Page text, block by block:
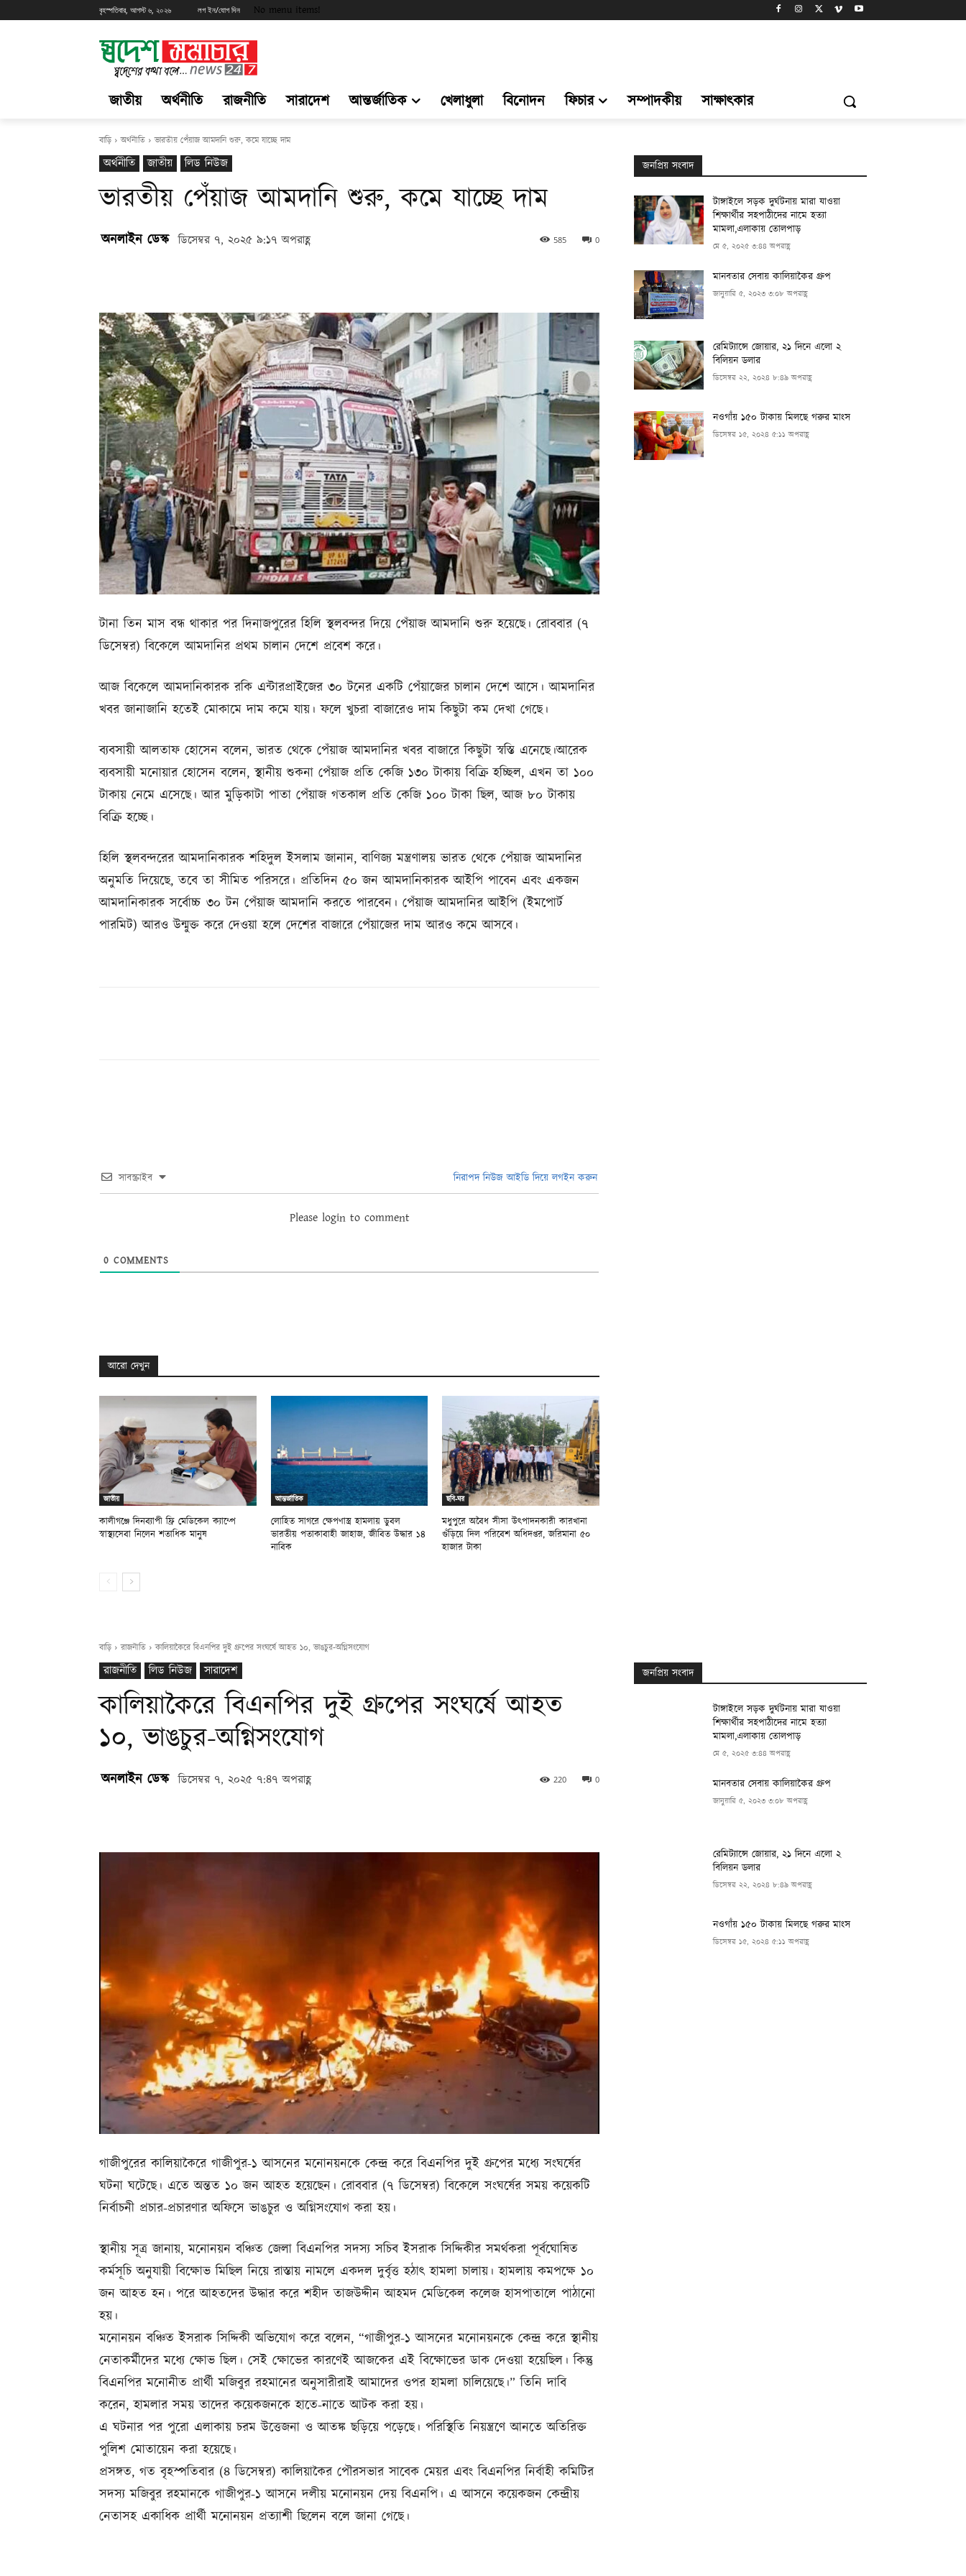
বৃহস্পতিবার, আগস্ট ৬, ২০২৬ লগ ইন/যোগ দিন No menu items!
জাতীয় অর্থনীতি রাজনীতি সারাদেশ আন্তর্জাতিক খেলাধুলা বিনোদন ফিচার সম্পাদকীয় সাক্ষাৎকার
বাড়ি অর্থনীতি ভারতীয় পেঁয়াজ আমদানি শুরু, কমে যাচ্ছে দাম
অর্থনীতি জাতীয় লিড নিউজ
ভারতীয় পেঁয়াজ আমদানি শুরু, কমে যাচ্ছে দাম
অনলাইন ডেস্ক ডিসেম্বর ৭, ২০২৫ ৯:১৭ অপরাহ্ণ 0
585
টানা তিন মাস বন্ধ থাকার পর দিনাজপুরের হিলি স্থলবন্দর দিয়ে পেঁয়াজ আমদানি শুরু হয়েছে। রোববার (৭
ডিসেম্বর) বিকেলে আমদানির প্রথম চালান দেশে প্রবেশ করে।
আজ বিকেলে আমদানিকারক রকি এন্টারপ্রাইজের ৩০ টনের একটি পেঁয়াজের চালান দেশে আসে। আমদানির
খবর জানাজানি হতেই মোকামে দাম কমে যায়। ফলে খুচরা বাজারেও দাম কিছুটা কম দেখা গেছে।
ব্যবসায়ী আলতাফ হোসেন বলেন, ভারত থেকে পেঁয়াজ আমদানির খবর বাজারে কিছুটা স্বস্তি এনেছে।আরেক
ব্যবসায়ী মনোয়ার হোসেন বলেন, স্থানীয় শুকনা পেঁয়াজ প্রতি কেজি ১৩০ টাকায় বিক্রি হচ্ছিল, এখন তা ১০০
টাকায় নেমে এসেছে। আর মুড়িকাটা পাতা পেঁয়াজ গতকাল প্রতি কেজি ১০০ টাকা ছিল, আজ ৮০ টাকায়
বিক্রি হচ্ছে।
হিলি স্থলবন্দরের আমদানিকারক শহিদুল ইসলাম জানান, বাণিজ্য মন্ত্রণালয় ভারত থেকে পেঁয়াজ আমদানির
অনুমতি দিয়েছে, তবে তা সীমিত পরিসরে। প্রতিদিন ৫০ জন আমদানিকারক আইপি পাবেন এবং একজন
আমদানিকারক সর্বোচ্চ ৩০ টন পেঁয়াজ আমদানি করতে পারবেন। পেঁয়াজ আমদানির আইপি (ইমপোর্ট
পারমিট) আরও উন্মুক্ত করে দেওয়া হলে দেশের বাজারে পেঁয়াজের দাম আরও কমে আসবে।
সাবস্ক্রাইব নিরাপদ নিউজ আইডি দিয়ে লগইন করুন
Please login to comment
0 COMMENTS
আরো দেখুন
জাতীয়
কালীগঞ্জে দিনব্যাপী ফ্রি মেডিকেল ক্যাম্পে
স্বাস্থ্যসেবা নিলেন শতাধিক মানুষ
আন্তর্জাতিক
লোহিত সাগরে ক্ষেপণাস্ত্র হামলায় ডুবল
ভারতীয় পতাকাবাহী জাহাজ, জীবিত উদ্ধার ১৪
নাবিক
ছবি-ঘর
মধুপুরে অবৈধ সীসা উৎপাদনকারী কারখানা
গুঁড়িয়ে দিল পরিবেশ অধিদপ্তর, জরিমানা ৫০
হাজার টাকা
জনপ্রিয় সংবাদ
টাঙ্গাইলে সড়ক দুর্ঘটনায় মারা যাওয়া
শিক্ষার্থীর সহপাঠীদের নামে হত্যা
মামলা,এলাকায় তোলপাড়
মে ৫, ২০২৫ ৩:৪৪ অপরাহ্ণ
মানবতার সেবায় কালিয়াকৈর গ্রুপ
জানুয়ারি ৫, ২০২৩ ৩:০৮ অপরাহ্ণ
রেমিট্যান্সে জোয়ার, ২১ দিনে এলো ২
বিলিয়ন ডলার
ডিসেম্বর ২২, ২০২৪ ৮:৪৯ অপরাহ্ণ
নওগাঁয় ১৫০ টাকায় মিলছে গরুর মাংস
ডিসেম্বর ১৫, ২০২৪ ৫:১১ অপরাহ্ণ